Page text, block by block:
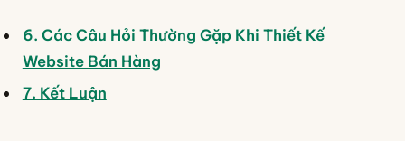
6. Các Câu Hỏi Thường Gặp Khi Thiết Kế
Website Bán Hàng
7. Kết Luận